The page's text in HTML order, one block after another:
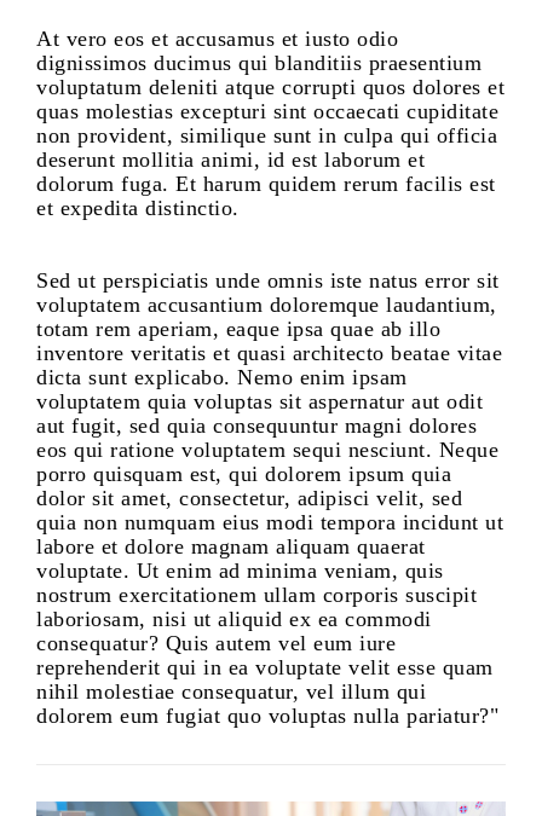
At vero eos et accusamus et iusto odio
dignissimos ducimus qui blanditiis praesentium
voluptatum deleniti atque corrupti quos dolores et
quas molestias excepturi sint occaecati cupiditate
non provident, similique sunt in culpa qui officia
deserunt mollitia animi, id est laborum et
dolorum fuga. Et harum quidem rerum facilis est
et expedita distinctio.
Sed ut perspiciatis unde omnis iste natus error sit
voluptatem accusantium doloremque laudantium,
totam rem aperiam, eaque ipsa quae ab illo
inventore veritatis et quasi architecto beatae vitae
dicta sunt explicabo. Nemo enim ipsam
voluptatem quia voluptas sit aspernatur aut odit
aut fugit, sed quia consequuntur magni dolores
eos qui ratione voluptatem sequi nesciunt. Neque
porro quisquam est, qui dolorem ipsum quia
dolor sit amet, consectetur, adipisci velit, sed
quia non numquam eius modi tempora incidunt ut
labore et dolore magnam aliquam quaerat
voluptate. Ut enim ad minima veniam, quis
nostrum exercitationem ullam corporis suscipit
laboriosam, nisi ut aliquid ex ea commodi
consequatur? Quis autem vel eum iure
reprehenderit qui in ea voluptate velit esse quam
nihil molestiae consequatur, vel illum qui
dolorem eum fugiat quo voluptas nulla pariatur?"